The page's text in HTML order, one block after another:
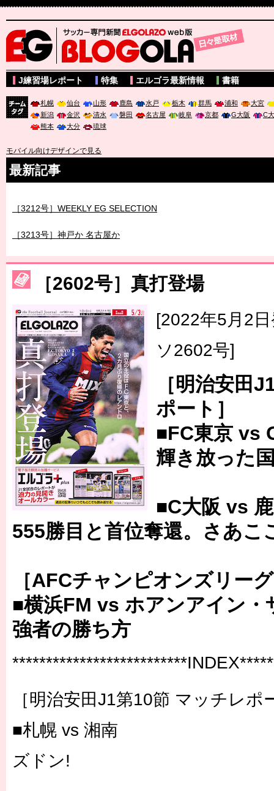
サッカー専門新聞ELGOLAZO web版 BLOGOLA
J練習場レポート 特集 エルゴラ最新情報 書籍
札幌 仙台 山形 鹿島 水戸 栃木 群馬 浦和
大宮
新潟
金沢 清水 磐田 名古屋 岐阜 京都 G大阪
C
熊本
大分 琉球
モバイル向けデザインで見る
最新記事
［3214号］WEST制覇
［3216号］行く末占うラストワン
［3217号］最高の景色へ出国
［3218号］WEEKLY EG SELECTION
［3219号］特別な覇者へ 大逆転か連破か
［3220号］伝説の王者、黄金のシャーレ
［2602号］真打登場
[2022年5月2
ソ2602号]
［明治安田
ポート］
■FC東京 vs
輝き放った
■C大阪 vs
555勝目と首位奪還。さあこ
［AFCチャンピオンズリー
■横浜FM vs ホアンアイン・
強者の勝ち方
［明治安田J1第10節 マッチレポ
■札幌 vs 湘南
ズドン!